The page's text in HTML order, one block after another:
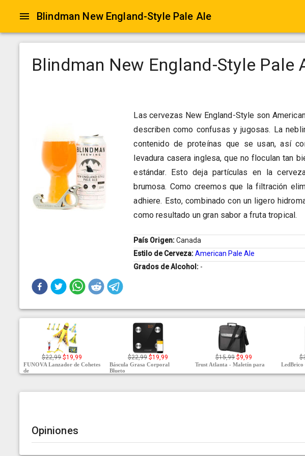
Blindman New England-Style Pale Ale
Blindman New England-Style Pale
Las cervezas New England-Style son
describen como confusas y jugosas. La
contenido de proteínas que se usan, así
levadura casera inglesa, que no floculan tan
estándar. Esto deja partículas en la
brumosa. Como creemos que la filtración
adhiere. Esto, combinado con un ligero
como resultado un gran sabor a fruta tropical.
País Origen:Canada
Estilo de Cerveza:American Pale Ale
Grados de Alcohol: -
$22,99 $19,99
FUNOVA Lanzador de Cohetes
de
$22,99 $19,99
Báscula Grasa Corporal
Blueto
$15,99 $9,99
Trust Atlanta - Maletín para LedBrico
Opiniones